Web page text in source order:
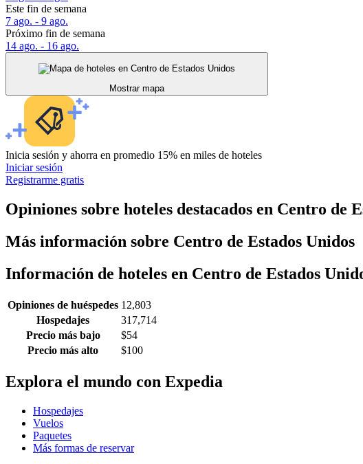
Este fin de semana
7 ago. - 9 ago.
Próximo fin de semana
14 ago. - 16 ago.
Mostrar mapa
Inicia sesión y ahorra en promedio 15% en miles de hoteles
Iniciar sesión
Registrarme gratis
Opiniones sobre hoteles destacados en Centro de
Más información sobre Centro de Estados Unidos
Información de hoteles en Centro de Estados
Opiniones de huéspedes 12,803
Hospedajes
317,714
Precio más bajo
$54
Precio más alto
$100
Explora el mundo con Expedia
Hospedajes
Vuelos
Paquetes
Más formas de reservar